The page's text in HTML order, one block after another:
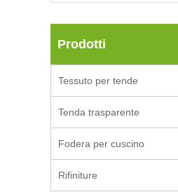
Prodotti
Tessuto per tende
Tenda trasparente
Fodera per cuscino
Rifiniture